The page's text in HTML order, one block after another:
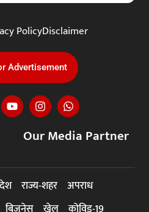
PolicyDisclaimer
Advertisement
Our Media Partner
राज्य-शहर अपराध